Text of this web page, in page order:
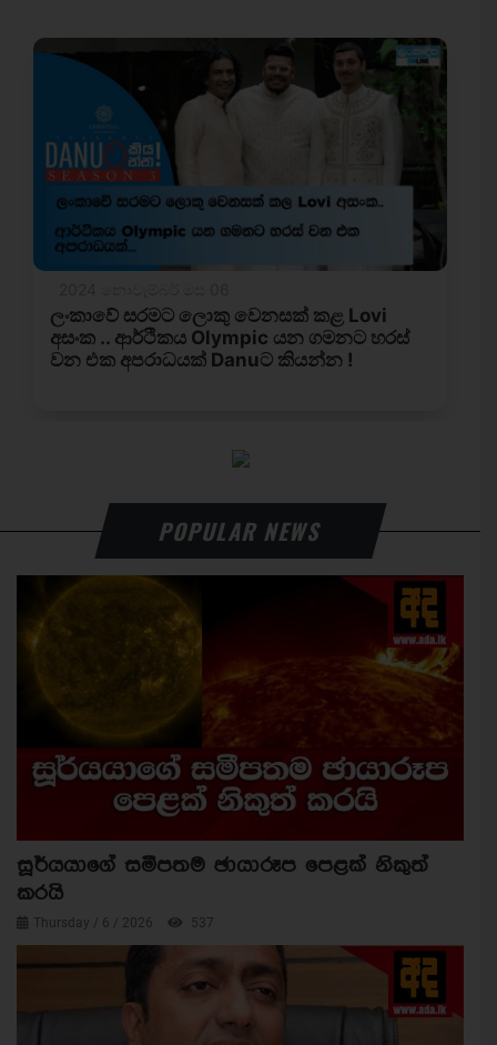
POPULAR NEWS
සූර්යයාගේ සමීපතම ඡායාරූප පෙළක් නිකුත්
කරයි
Thursday / 6 / 2026 537